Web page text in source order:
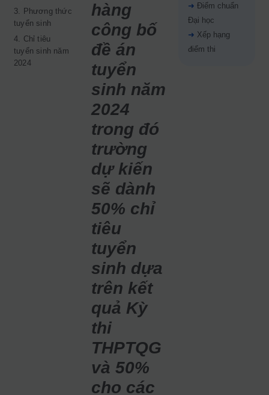
3. Phương thức
tuyển sinh
4. Chỉ tiêu
tuyển sinh năm
2024
hàng
công bố
đề án
tuyển
sinh năm
2024
trong đó
trường
dự kiến
sẽ dành
50% chỉ
tiêu
tuyển
sinh dựa
trên kết
quả Kỳ
thi
THPTQG
và 50%
cho các
➜ Điểm chuẩn
Đại học
➜ Xếp hạng
điểm thi